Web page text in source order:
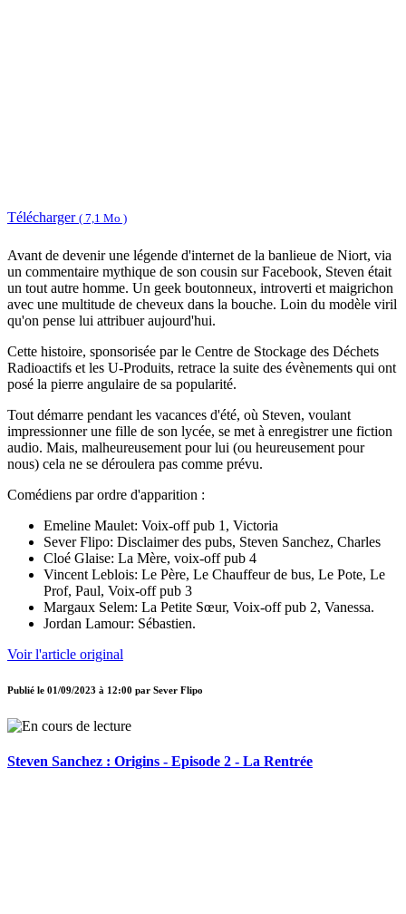
Télécharger ( 7,1 Mo )
Avant de devenir une légende d'internet de la banlieue de Niort, via
un commentaire mythique de son cousin sur Facebook, Steven était
un tout autre homme. Un geek boutonneux, introverti et maigrichon
avec une multitude de cheveux dans la bouche. Loin du modèle viril
qu'on pense lui attribuer aujourd'hui.
Cette histoire, sponsorisée par le Centre de Stockage des Déchets
Radioactifs et les U-Produits, retrace la suite des évènements qui ont
posé la pierre angulaire de sa popularité.
Tout démarre pendant les vacances d'été, où Steven, voulant
impressionner une fille de son lycée, se met à enregistrer une fiction
audio. Mais, malheureusement pour lui (ou heureusement pour
nous) cela ne se déroulera pas comme prévu.
Comédiens par ordre d'apparition :
Emeline Maulet: Voix-off pub 1, Victoria
Sever Flipo: Disclaimer des pubs, Steven Sanchez, Charles
Cloé Glaise: La Mère, voix-off pub 4
Vincent Leblois: Le Père, Le Chauffeur de bus, Le Pote, Le
Prof, Paul, Voix-off pub 3
Margaux Selem: La Petite Sœur, Voix-off pub 2, Vanessa.
Jordan Lamour: Sébastien.
Voir l'article original
Publié le 01/09/2023 à 12:00 par Sever Flipo
Steven Sanchez : Origins - Episode 2 - La Rentrée